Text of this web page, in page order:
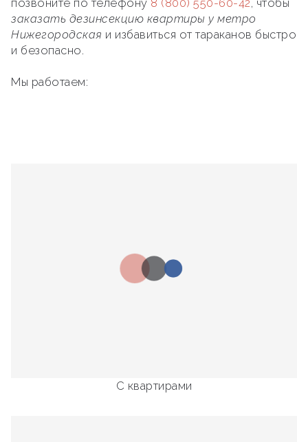
позвоните по телефону 8 (800) 550-60-42, чтобы
заказать дезинсекцию квартиры у метро
Нижегородская и избавиться от тараканов быстро
и безопасно.
Мы работаем:
С квартирами